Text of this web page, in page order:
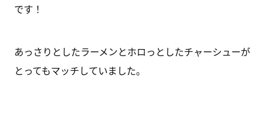
です！
あっさりとしたラーメンとホロっとしたチャーシューが
とってもマッチしていました。